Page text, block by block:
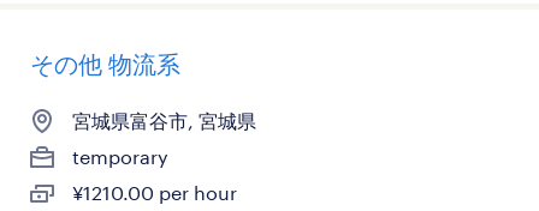
その他 物流系
宮城県富谷市, 宮城県
temporary
¥1210.00 per hour